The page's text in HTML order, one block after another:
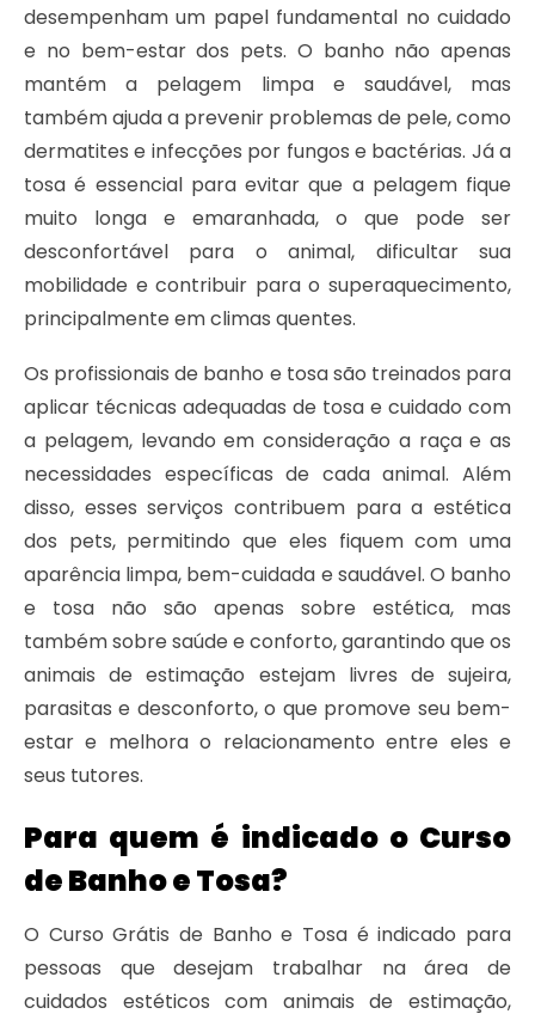
desempenham um papel fundamental no cuidado
e no bem-estar dos pets. O banho não apenas
mantém a pelagem limpa e saudável, mas
também ajuda a prevenir problemas de pele, como
dermatites e infecções por fungos e bactérias. Já a
tosa é essencial para evitar que a pelagem fique
muito longa e emaranhada, o que pode ser
desconfortável para o animal, dificultar sua
mobilidade e contribuir para o superaquecimento,
principalmente em climas quentes.
Os profissionais de banho e tosa são treinados para
aplicar técnicas adequadas de tosa e cuidado com
a pelagem, levando em consideração a raça e as
necessidades específicas de cada animal. Além
disso, esses serviços contribuem para a estética
dos pets, permitindo que eles fiquem com uma
aparência limpa, bem-cuidada e saudável. O banho
e tosa não são apenas sobre estética, mas
também sobre saúde e conforto, garantindo que os
animais de estimação estejam livres de sujeira,
parasitas e desconforto, o que promove seu bem-
estar e melhora o relacionamento entre eles e
seus tutores.
Para quem é indicado o Curso
de Banho e Tosa?
O Curso Grátis de Banho e Tosa é indicado para
pessoas que desejam trabalhar na área de
cuidados estéticos com animais de estimação,